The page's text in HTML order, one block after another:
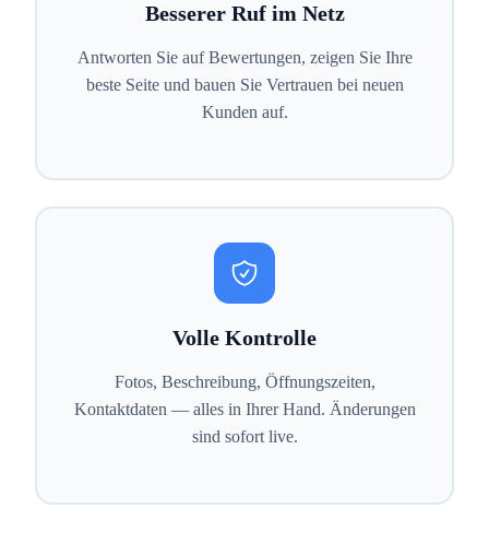
Besserer Ruf im Netz
Antworten Sie auf Bewertungen, zeigen Sie Ihre
beste Seite und bauen Sie Vertrauen bei neuen
Kunden auf.
Volle Kontrolle
Fotos, Beschreibung, Öffnungszeiten,
Kontaktdaten — alles in Ihrer Hand. Änderungen
sind sofort live.